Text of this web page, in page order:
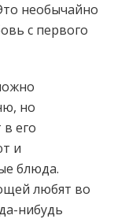
необычайно
с первого
но
его
и
блюда.
любят во
нибудь